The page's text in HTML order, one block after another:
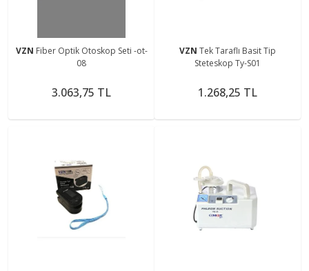
VZN Fiber Optik Otoskop Seti -ot-
08
3.063,75 TL
VZN Tek Taraflı Basit Tip
Steteskop Ty-S01
1.268,25 TL